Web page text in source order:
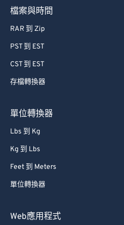
檔案與時間
RAR 到 Zip
PST 到 EST
CST 到 EST
存檔轉換器
單位轉換器
Lbs 到 Kg
Kg 到 Lbs
Feet 到 Meters
單位轉換器
Web應用程式